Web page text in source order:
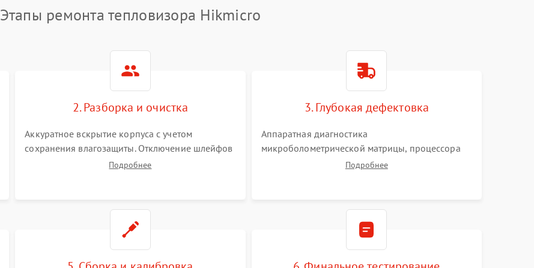
Этапы ремонта тепловизора Hikmicro
2. Разборка и очистка
Аккуратное вскрытие корпуса с учетом
сохранения влагозащиты. Отключение шлейфов
питания и дисплея. Очистка внутренних плат от
Подробнее
3. Глубокая дефектовка
Аппаратная диагностика
микроболометрической матрицы, процессора
обработки изображений и цепей питания.
Подробнее